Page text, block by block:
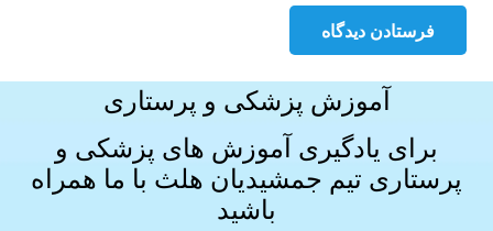
فرستادن دیدگاه
آموزش پزشکی و پرستاری
برای یادگیری آموزش های پزشکی و
پرستاری تیم جمشیدیان هلث با ما همراه
باشید